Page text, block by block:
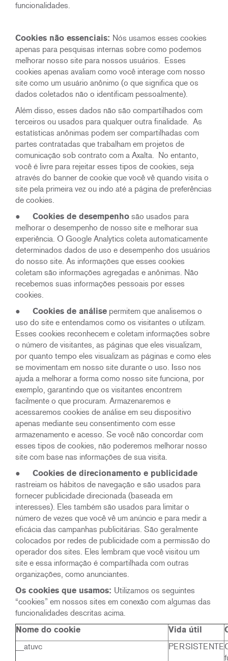
funcionalidades.
Cookies não essenciais: Nós usamos esses cookies
apenas para pesquisas internas sobre como podemos
melhorar nosso site para nossos usuários. Esses
cookies apenas avaliam como você interage com nosso
site como um usuário anônimo (o que significa que os
dados coletados não o identificam pessoalmente).
Além disso, esses dados não são compartilhados com
terceiros ou usados para qualquer outra finalidade. As
estatísticas anônimas podem ser compartilhadas com
partes contratadas que trabalham em projetos de
comunicação sob contrato com a Axalta. No entanto,
você é livre para rejeitar esses tipos de cookies, seja
através do banner de cookie que você vê quando visita o
site pela primeira vez ou indo até a página de preferências
de cookies.
● Cookies de desempenho são usados para
melhorar o desempenho de nosso site e melhorar sua
experiência. O Google Analytics coleta automaticamente
determinados dados de uso e desempenho dos usuários
do nosso site. As informações que esses cookies
coletam são informações agregadas e anônimas. Não
recebemos suas informações pessoais por esses
cookies.
● Cookies de análise permitem que analisemos o
uso do site e entendamos como os visitantes o utilizam.
Esses cookies reconhecem e coletam informações sobre
o número de visitantes, as páginas que eles visualizam,
por quanto tempo eles visualizam as páginas e como eles
se movimentam em nosso site durante o uso. Isso nos
ajuda a melhorar a forma como nosso site funciona, por
exemplo, garantindo que os visitantes encontrem
facilmente o que procuram. Armazenaremos e
acessaremos cookies de análise em seu dispositivo
apenas mediante seu consentimento com esse
armazenamento e acesso. Se você não concordar com
esses tipos de cookies, não poderemos melhorar nosso
site com base nas informações de sua visita.
● Cookies de direcionamento e publicidade
rastreiam os hábitos de navegação e são usados para
fornecer publicidade direcionada (baseada em
interesses). Eles também são usados para limitar o
número de vezes que você vê um anúncio e para medir a
eficácia das campanhas publicitárias. São geralmente
colocados por redes de publicidade com a permissão do
operador dos sites. Eles lembram que você visitou um
site e essa informação é compartilhada com outras
organizações, como anunciantes.
Os cookies que usamos: Utilizamos os seguintes
“cookies” em nossos sites em conexão com algumas das
funcionalidades descritas acima.
Nome do cookie
Vida útil
__atuvc
PERSISTENTE